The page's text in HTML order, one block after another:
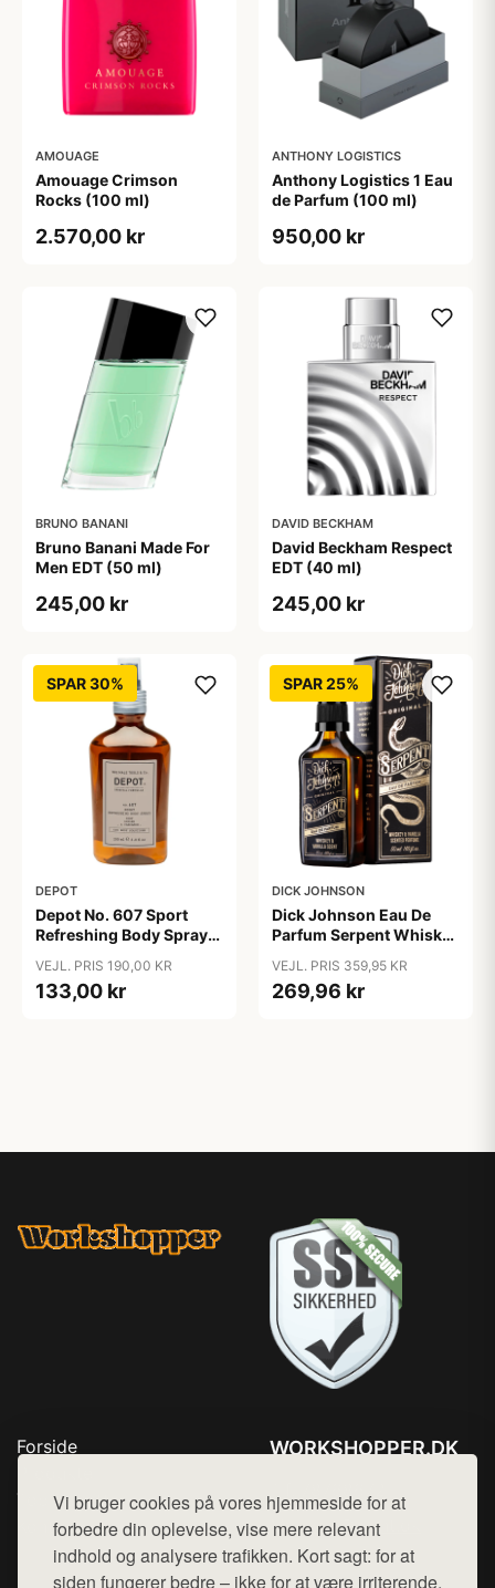
Vi bruger cookies på vores hjemmeside for at
forbedre din oplevelse, vise mere relevant
indhold og analysere trafikken. Kort sagt: for at
siden fungerer bedre – ikke for at være irriterende.
AMOUAGE
Amouage Crimson
Rocks (100 ml)
2.570,00 kr
ANTHONY LOGISTICS
Anthony Logistics 1 Eau
de Parfum (100 ml)
950,00 kr
BRUNO BANANI
Bruno Banani Made For
Men EDT (50 ml)
245,00 kr
DAVID BECKHAM
David Beckham Respect
EDT (40 ml)
245,00 kr
SPAR 30%
DEPOT
Depot No. 607 Sport
Refreshing Body Spray
VEJL. PRIS 190,00 KR
133,00 kr
SPAR 25%
DICK JOHNSON
Dick Johnson Eau De
Parfum Serpent Whiskey
VEJL. PRIS 359,95 KR
269,96 kr
Forside
Top Rabatter
Kontakt
WORKSHOPPER.DK
Mail: hej@want.dk
Cookie- og privatlivspolitik